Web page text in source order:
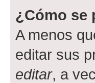
¿Cómo se
A menos
editar sus
editar, a